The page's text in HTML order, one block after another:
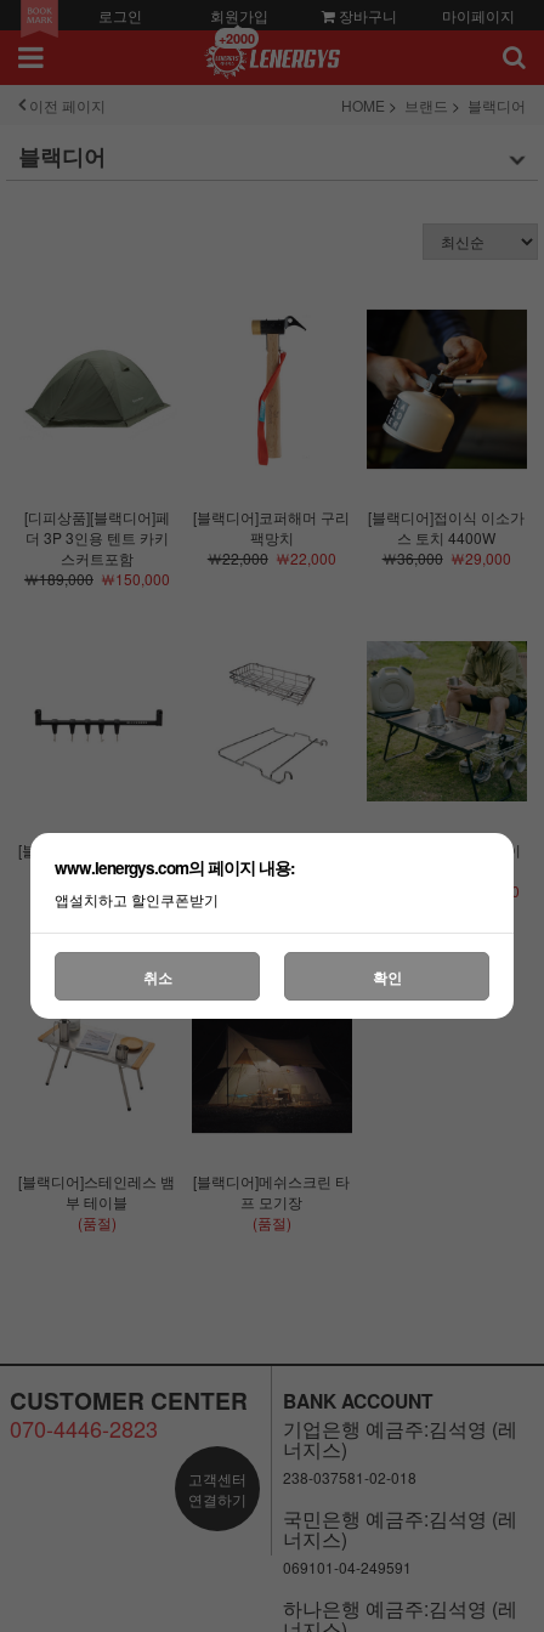
로그인 회원가입
+2000
장바구니 마이페이지
이전 페이지 HOME 브랜드 블랙디어
블랙디어
[디피상품][블랙디어]페
더 3P 3인용 텐트 카키
스커트포함
￦189,000￦150,000
[블랙디어]코퍼해머 구리
팩망치
￦22,000￦22,000
[블랙디어]접이식 이소가
스 토치 4400W
￦36,000￦29,000
[블랙디어]다기능 테이블
행어
￦13,000￦13,000
블 전용 확장프레임 바구
￦15,000
[블랙디어]IGT 멀티테이
￦117,000
[블랙디어]스테인레스 뱀
부 테이블
(품절)
[블랙디어]메쉬스크린 타
프 모기장
(품절)
CUSTOMER CENTER
070-4446-2823
고객센터
연결하기
BANK ACCOUNT
기업은행 예금주:김석영 (레
너지스)
238-037581-02-018
국민은행 예금주:김석영 (레
너지스)
069101-04-249591
하나은행 예금주:김석영 (레
www.lenergys.com의 페이지 내용:
앱설치하고 할인쿠폰받기
취소 확인